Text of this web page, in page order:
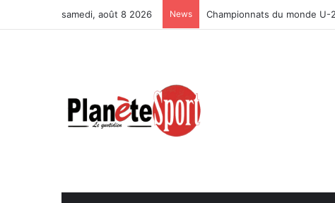
samedi, août 8 2026 News Championnats du monde U-